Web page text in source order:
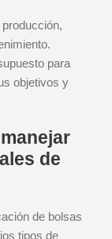
para
objetivos y
de
de bolsas
tipos de